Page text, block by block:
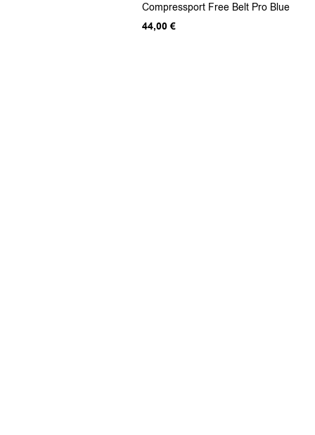
το
προϊόν
έχει
Compressport Free Belt Pro Blue
44,00 €